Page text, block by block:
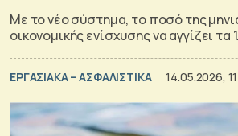
Με το νέο σύστημα, το ποσό της
οικονομικής ενίσχυσης να αγγίζει τα
ΕΡΓΑΣΙΑΚΑ – ΑΣΦΑΛΙΣΤΙΚΑ 14.05.2026,